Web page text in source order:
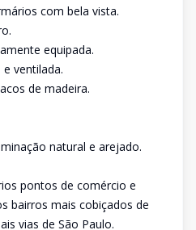
com bela vista.
equipada.
ventilada.
de madeira.
natural e arejado.
pontos de comércio e
bairros mais cobiçados de
vias de São Paulo.